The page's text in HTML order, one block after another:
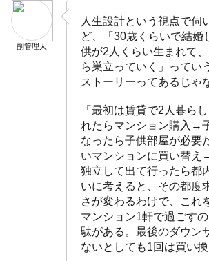
副管理人
人生設計という視点で伺
ど、「30歳くらいで結婚
供が2人くらい生まれて
ら巣立っていく」ってい
ストーリーってあるじゃ
「最初は賃貸で2人暮ら
れたらマンション購入→
なったら子供部屋が必要
いマンションに買い替
独立して出て行ったら都
いに考えると、その都度
さが変わるわけで、これ
マンション1軒で過ごす
駄がある。最後のダウン
ないとしても1回は買い換